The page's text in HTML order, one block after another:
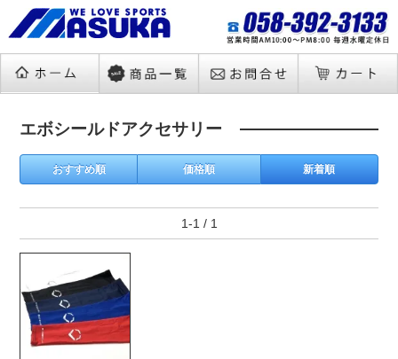
エボシールドアクセサリー
おすすめ順 価格順 新着順
1-1 / 1